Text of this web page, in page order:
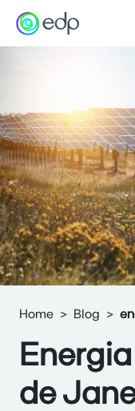
Home Blog
de